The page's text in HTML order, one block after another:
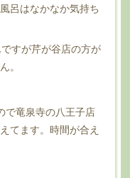
呂はなかなか気持ち
すが芹が谷店の方が
。
で竜泉寺の八王子店
てます。時間が合え